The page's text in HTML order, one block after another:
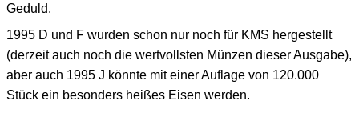
Geduld.
1995 D und F wurden schon nur noch für KMS hergestellt
(derzeit auch noch die wertvollsten Münzen dieser Ausgabe),
aber auch 1995 J könnte mit einer Auflage von 120.000
Stück ein besonders heißes Eisen werden.